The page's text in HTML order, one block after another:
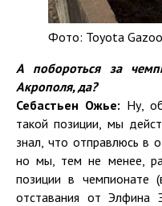
Фото: Toyota Gazoo
А побороться за
Акрополя, да?
Себастьен Ожье: Ну,
такой позиции, мы
знал, что отправлюсь в
но мы, тем не менее,
позиции в чемпионате
отставания от Элфина